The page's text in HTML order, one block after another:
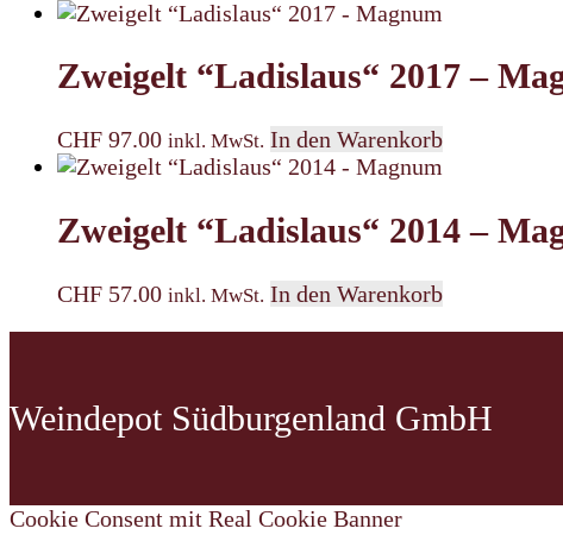
Zweigelt “Ladislaus“ 2017 –
CHF 97.00 inkl. MwSt. In den Warenkorb
Zweigelt “Ladislaus“ 2014 –
CHF 57.00 inkl. MwSt. In den Warenkorb
Weindepot Südburgenland GmbH
Cookie Consent mit Real Cookie Banner